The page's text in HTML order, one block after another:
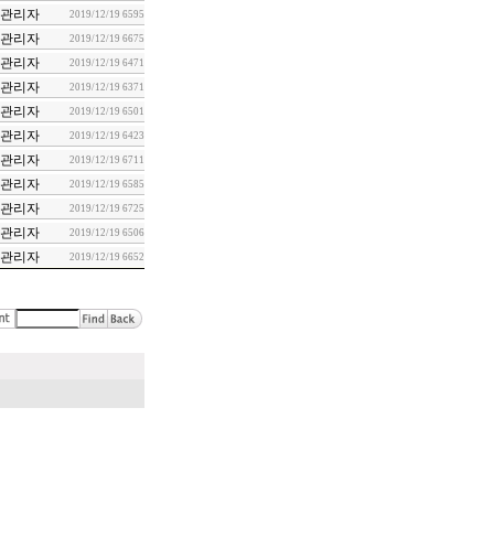
관리자 2019/12/19 6595
관리자 2019/12/19 6675
관리자 2019/12/19 6471
관리자 2019/12/19 6371
관리자 2019/12/19 6501
관리자 2019/12/19 6423
관리자 2019/12/19 6711
관리자 2019/12/19 6585
관리자 2019/12/19 6725
관리자 2019/12/19 6506
관리자 2019/12/19 6652